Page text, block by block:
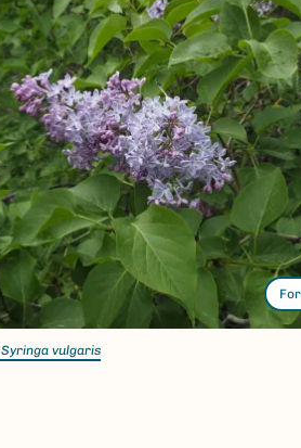
Syringa vulgaris